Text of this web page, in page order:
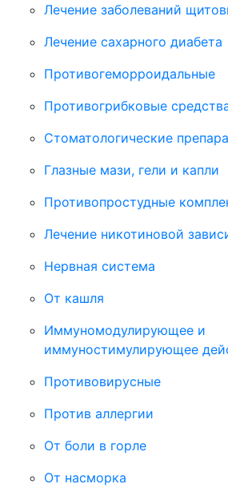
Лечение заболеваний
Лечение сахарного диабета
Противогеморроидальные
Противогрибковые
Стоматологические
Глазные мази, гели и капли
Противопростудные
Лечение никотиновой
Нервная система
От кашля
Иммуномодулирующее и
иммуностимулирующее
Противовирусные
Против аллергии
От боли в горле
От насморка